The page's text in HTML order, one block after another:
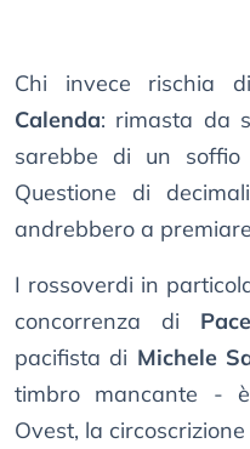
Chi invece rischia
Calenda: rimasta da
sarebbe di un
Questione di
andrebbero a premiare
I rossoverdi in
concorrenza di
pacifista di Michele
timbro mancante -
Ovest, la